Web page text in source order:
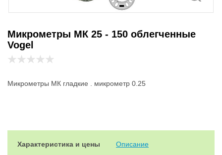
Микрометры МК 25 - 150 облегченные
Vogel
Микрометры МК гладкие . микрометр 0.25
Характеристика и цены Описание